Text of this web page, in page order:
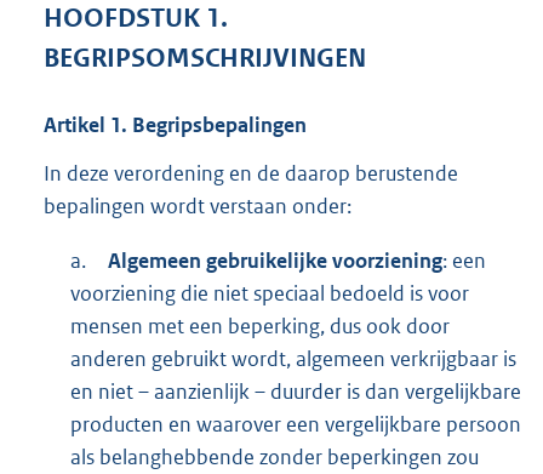
HOOFDSTUK 1.
BEGRIPSOMSCHRIJVINGEN
Artikel 1. Begripsbepalingen
In deze verordening en de daarop berustende
bepalingen wordt verstaan onder:
a. Algemeen gebruikelijke voorziening: een
voorziening die niet speciaal bedoeld is voor
mensen met een beperking, dus ook door
anderen gebruikt wordt, algemeen verkrijgbaar is
en niet – aanzienlijk – duurder is dan vergelijkbare
producten en waarover een vergelijkbare persoon
als belanghebbende zonder beperkingen zou